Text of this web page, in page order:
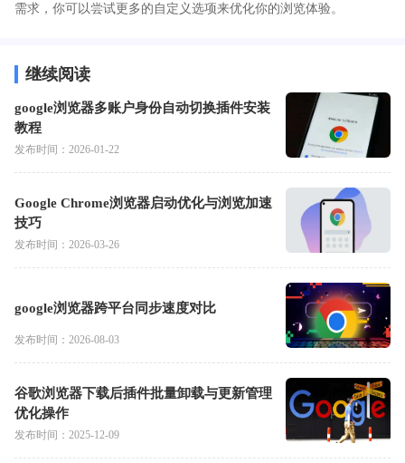
需求，你可以尝试更多的自定义选项来优化你的浏览体验。
继续阅读
google浏览器多账户身份自动切换插件安装
教程
发布时间：2026-01-22
Google Chrome浏览器启动优化与浏览加速
技巧
发布时间：2026-03-26
google浏览器跨平台同步速度对比
发布时间：2026-08-03
谷歌浏览器下载后插件批量卸载与更新管理
优化操作
发布时间：2025-12-09